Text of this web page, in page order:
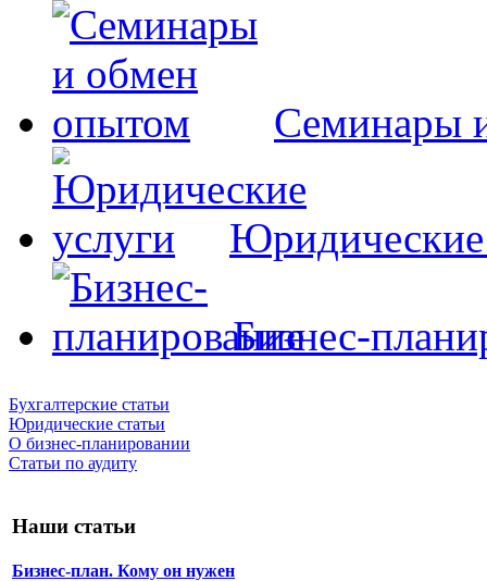
Семинары
Юридические
Бизнес-
Бухгалтерские статьи
Юридические статьи
О бизнес-планировании
Статьи по аудиту
Наши статьи
Бизнес-план. Кому он нужен